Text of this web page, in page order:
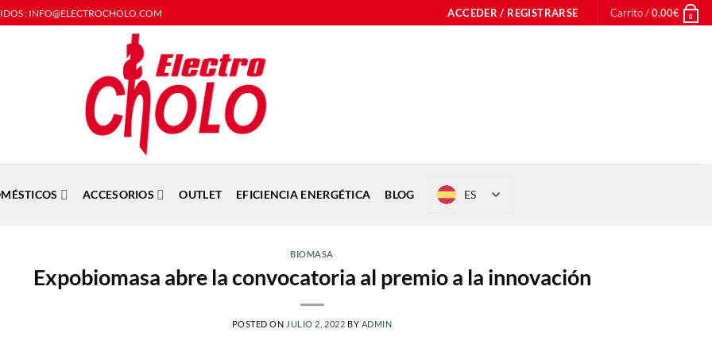
: INFO@ELECTROCHOLO.COM ACCEDER / REGISTRARSE Carrito /0,00€ 0
ACCESORIOS OUTLET EFICIENCIA ENERGÉTICA BLOG ES
BIOMASA
Expobiomasa abre la convocatoria al premio a la innovación
POSTED ON JULIO 2, 2022 BY ADMIN